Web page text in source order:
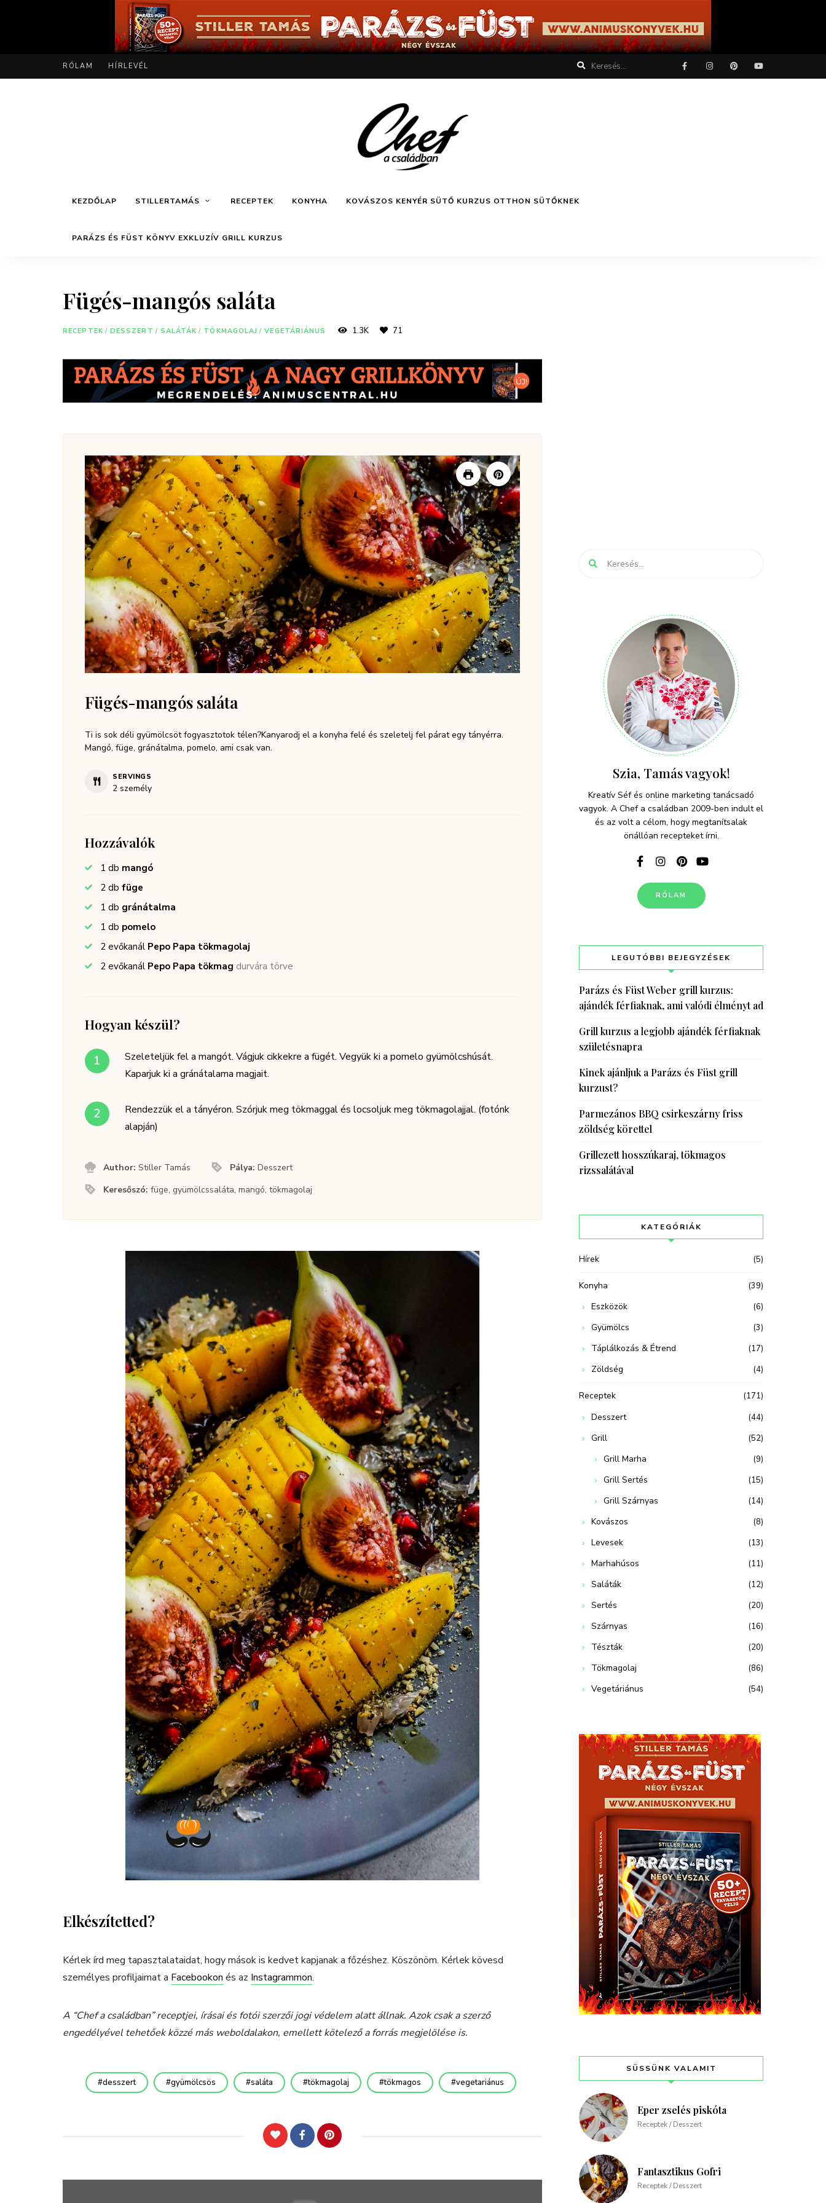
RÓLAM HÍRLEVÉL
Chef a
kreatívan
KEZDŐLAP STILLERTAMÁS RECEPTEK KONYHA KOVÁSZOS KENYÉR SÜTŐ KURZUS OTTHON SÜTŐKNEK
PARÁZS ÉS FÜST KÖNYV EXKLUZÍV GRILL KURZUS
Fügés-mangós saláta
RECEPTEK / DESSZERT / SALÁTÁK / TÖKMAGOLAJ / VEGETÁRIÁNUS 1.3K 71
Fügés-mangós saláta
Ti is sok déli gyümölcsöt fogyasztotok télen?Kanyarodj el a konyha felé és szeletelj fel párat egy tányérra.
Mangó, füge, gránátalma, pomelo, ami csak van.
SERVINGS
2 személy
Hozzávalók
1 db mangó
2 db füge
1 db gránátalma
1 db pomelo
2 evőkanál Pepo Papa tökmagolaj
2 evőkanál Pepo Papa tökmag durvára törve
Hogyan készül?
Szeleteljük fel a mangót. Vágjuk cikkekre a fügét. Vegyük ki a pomelo gyümölcshúsát.
Kaparjuk ki a gránátalama magjait.
Rendezzük el a tányéron. Szórjuk meg tökmaggal és locsoljuk meg tökmagolajjal. (fotónk
alapján)
Author:Stiller Tamás Pálya:Desszert
Keresőszó:füge, gyümölcssaláta, mangó, tökmagolaj
Elkészítetted?
Kérlek írd meg tapasztalataidat, hogy mások is kedvet kapjanak a főzéshez. Köszönöm. Kérlek kövesd
személyes profiljaimat a Facebookon és az Instagrammon.
A “Chef a családban” receptjei, írásai és fotói szerzői jogi védelem alatt állnak. Azok csak a szerző
engedélyével tehetőek közzé más weboldalakon, emellett kötelező a forrás megjelölése is.
desszert gyümölcsös saláta tökmagolaj tökmagos vegetariánus
Szia, Tamás vagyok!
Kreatív Séf és online marketing tanácsadó
vagyok. A Chef a családban 2009-ben indult el
és az volt a célom, hogy megtanítsalak
önállóan recepteket írni.
RÓLAM
LEGUTÓBBI BEJEGYZÉSEK
Parázs és Füst Weber grill kurzus:
ajándék férfiaknak, ami valódi élményt ad
Grill kurzus a legjobb ajándék férfiaknak
születésnapra
Kinek ajánljuk a Parázs és Füst grill
kurzust?
Parmezános BBQ csirkeszárny friss
zöldség körettel
Grillezett hosszúkaraj, tökmagos
rizssalátával
KATEGÓRIÁK
Hírek (5)
Konyha (39)
Eszközök (6)
Gyümölcs (3)
Táplálkozás & Étrend (17)
Zöldség (4)
Receptek (171)
Desszert (44)
Grill (52)
Grill Marha (9)
Grill Sertés (15)
Grill Szárnyas (14)
Kovászos (8)
Levesek (13)
Marhahúsos (11)
Saláták (12)
Sertés (20)
Szárnyas (16)
Tészták (20)
Tökmagolaj (86)
Vegetáriánus (54)
SÜSSÜNK VALAMIT
Eper zselés piskóta
Receptek / Desszert
Fantasztikus Gofri
Receptek / Desszert